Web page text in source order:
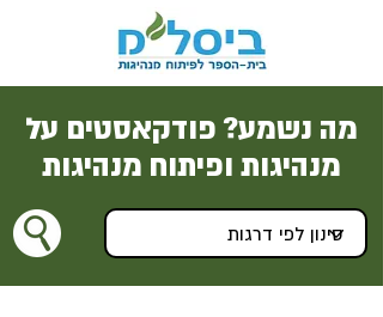
מה נשמע? פודקאסטים על
מנהיגות ופיתוח מנהיגות